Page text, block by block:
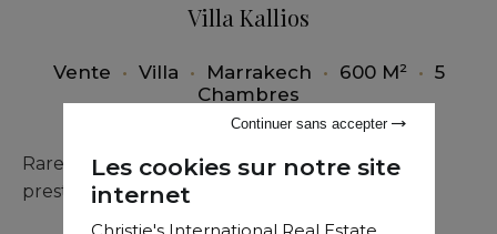
Villa Kallios
Vente • Villa • Marrakech • 600 M² • 5
Chambres
Rare opportunité au Golf d’Amelkis : villa de
prestige avec finitions haut de gamme.
Les cookies sur notre site
internet
Christie's International Real Estate
Continuer sans accepter